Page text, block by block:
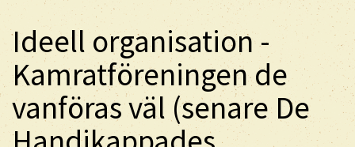
Ideell organisation -
Kamratföreningen de
vanföras väl (senare De